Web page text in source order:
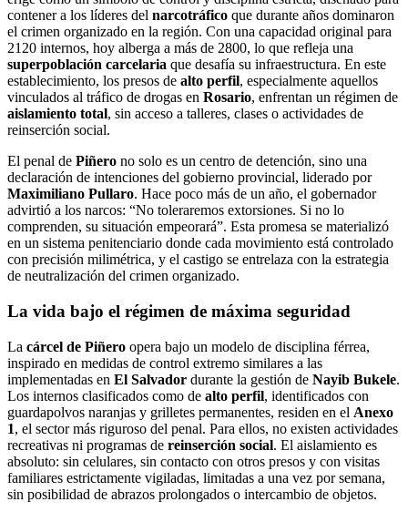
contener a los líderes del narcotráfico que durante años dominaron
el crimen organizado en la región. Con una capacidad original para
2120 internos, hoy alberga a más de 2800, lo que refleja una
superpoblación carcelaria que desafía su infraestructura. En este
establecimiento, los presos de alto perfil, especialmente aquellos
vinculados al tráfico de drogas en Rosario, enfrentan un régimen de
aislamiento total, sin acceso a talleres, clases o actividades de
reinserción social.
El penal de Piñero no solo es un centro de detención, sino una
declaración de intenciones del gobierno provincial, liderado por
Maximiliano Pullaro. Hace poco más de un año, el gobernador
advirtió a los narcos: “No toleraremos extorsiones. Si no lo
comprenden, su situación empeorará”. Esta promesa se materializó
en un sistema penitenciario donde cada movimiento está controlado
con precisión milimétrica, y el castigo se entrelaza con la estrategia
de neutralización del crimen organizado.
La vida bajo el régimen de máxima seguridad
La cárcel de Piñero opera bajo un modelo de disciplina férrea,
inspirado en medidas de control extremo similares a las
implementadas en El Salvador durante la gestión de Nayib Bukele.
Los internos clasificados como de alto perfil, identificados con
guardapolvos naranjas y grilletes permanentes, residen en el Anexo
1, el sector más riguroso del penal. Para ellos, no existen actividades
recreativas ni programas de reinserción social. El aislamiento es
absoluto: sin celulares, sin contacto con otros presos y con visitas
familiares estrictamente vigiladas, limitadas a una vez por semana,
sin posibilidad de abrazos prolongados o intercambio de objetos.